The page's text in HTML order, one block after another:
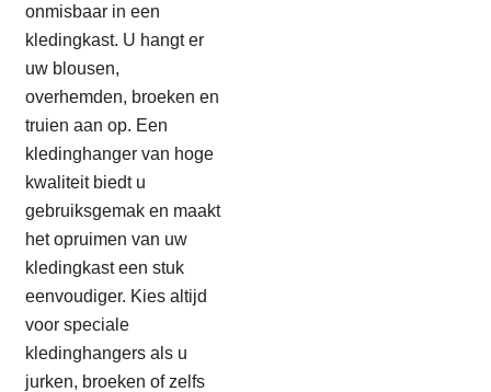
onmisbaar in een
kledingkast. U hangt er
uw blousen,
overhemden, broeken en
truien aan op. Een
kledinghanger van hoge
kwaliteit biedt u
gebruiksgemak en maakt
het opruimen van uw
kledingkast een stuk
eenvoudiger. Kies altijd
voor speciale
kledinghangers als u
jurken, broeken of zelfs